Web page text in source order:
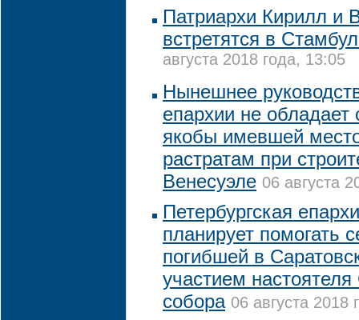
Патриархи Кирилл и
встретятся в
августа 2018 года, 13:05
Нынешнее
епархии не
якобы имевшей
растратам при
Венесуэле 06 августа
Петербургская
планирует помогать
погибшей в
участием
собора 06 августа 2018